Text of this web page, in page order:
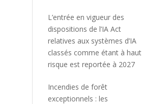
L’entrée en vigueur des
dispositions de l’IA Act
relatives aux systèmes d’IA
classés comme étant à haut
risque est reportée à 2027
Incendies de forêt
exceptionnels : les